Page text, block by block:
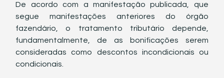
De acordo com a manifestação publicada, que
segue manifestações anteriores do órgão
fazendário, o tratamento tributário depende,
fundamentalmente, de as bonificações serem
consideradas como descontos incondicionais ou
condicionais.